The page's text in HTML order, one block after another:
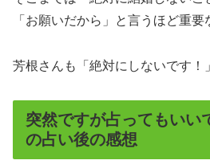
「お願いだから」と言うほど重要
芳根さんも「絶対にしないです！
突然ですが占ってもいい
の占い後の感想